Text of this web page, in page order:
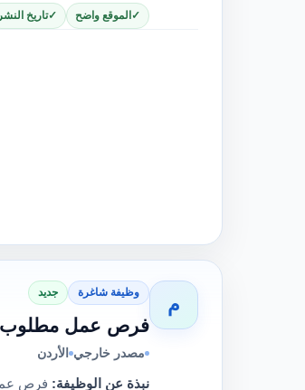
الموقع واضح تاريخ النشر
م
وظيفة شاغرة جديد
فرص عمل مطلوب
مصدر خارجي الأردن
نبذة عن الوظيفة: فرص